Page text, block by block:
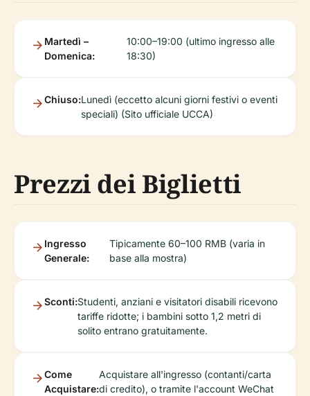
Martedì –
Domenica:
10:00–19:00 (ultimo ingresso alle
18:30)
Chiuso:Lunedì (eccetto alcuni giorni festivi o eventi
speciali) (Sito ufficiale UCCA)
Prezzi dei Biglietti
Ingresso
Generale:
Tipicamente 60–100 RMB (varia in
base alla mostra)
Sconti:Studenti, anziani e visitatori disabili ricevono
tariffe ridotte; i bambini sotto 1,2 metri di
solito entrano gratuitamente.
Come
Acquistare:
Acquistare all'ingresso (contanti/carta
di credito), o tramite l'account WeChat